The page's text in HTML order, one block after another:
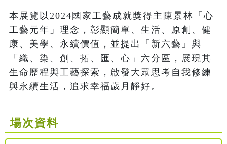
本展覽以2024國家工藝成就獎得主陳景林「心
工藝元年」理念，彰顯簡單、生活、原創、健
康、美學、永續價值，並提出「新六藝」與
「織、染、創、拓、匯、心」六分區，展現其
生命歷程與工藝探索，啟發大眾思考自我修練
與永續生活，追求幸福歲月靜好。
場次資料